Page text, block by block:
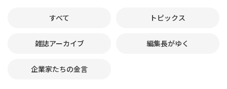
すべて トピックス
雑誌アーカイブ 編集長がゆく
企業家たちの金言